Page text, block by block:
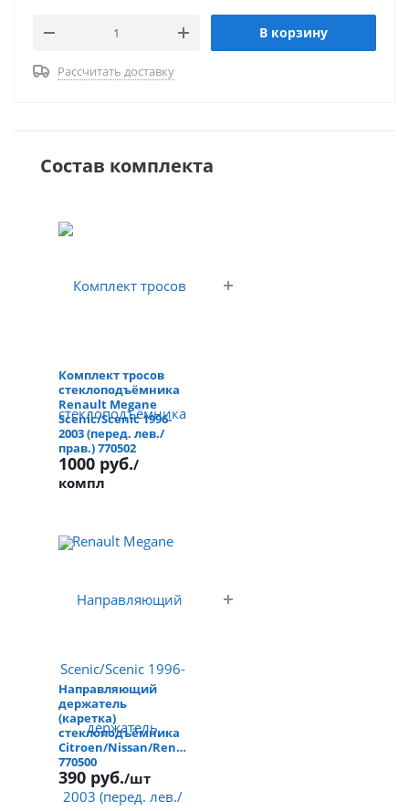
В корзину
Рассчитать доставку
Состав комплекта
Комплект тросов
стеклоподъёмника
Renault Megane
Scenic/Scenic 1996-
2003 (перед. лев./
прав.) 770502
1000 руб./
компл
Направляющий
держатель
(каретка)
стеклоподъёмника
Citroen/Nissan/Renault
770500
390 руб./шт